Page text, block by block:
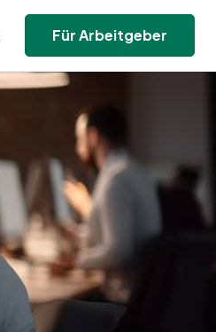
Für Arbeitgeber